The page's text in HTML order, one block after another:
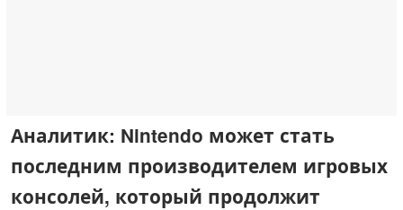
Аналитик: Nintendo может стать
последним производителем игровых
консолей, который продолжит